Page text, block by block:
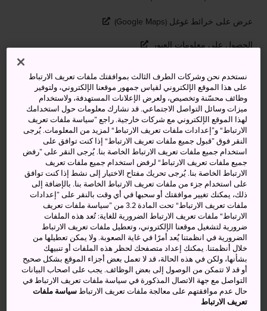
عرض على خرائط غوغل (Google Maps)
الحصول على معلومات العبور
الكلمات المفتاحية الخريطة
أكبر عرض للألعاب النارية في
توهوكو يعتبر منافسة وطنية أيضًا
شاهد انفجار الألعاب النارية المبهرة في السماء مصحوبة
بالقصص والموسيقى، مما يجمع عرض الضوء والصوت معًا في
أحد المهرجانات الودية في نهاية أغسطس/آب في منطقة دايسن.
ويتنافس فنانو صنع الألعاب النارية على جائزة رئيسي الوزراء.
وأفضل ما في الأمر أنه يمكن مشاهدة العرض مجانًا.
أنشطة ومعالم رائعة
نستخدم نحن وشركات الطرف الثالث بموافقتك ملفات تعريف الارتباط
على هذا الموقع الإلكتروني لقياس جمهور موقعنا الإلكتروني، ولتوفير
وظائف محسّنة وتخصيص، ولعرض الإعلانات المستهدفة، ولاستخدام
ميزات وسائل التواصل الاجتماعي. قد نشارك معلومات حول استخدامك
لهذا الموقع الإلكتروني مع شركات خارجية. راجع ”سياسة ملفات تعريف
الارتباط“ و”إعدادات ملفات تعريف الارتباط“ لمزيد من المعلومات. يُرجى
النقر فوق ”قبول جميع ملفات تعريف الارتباط“ إذا كنت توافق على
استخدام جميع ملفات تعريف الارتباط الخاصة بنا. يُرجى النقر على ”رفض
جميع ملفات تعريف الارتباط“ لرفض استخدام جميع ملفات تعريف
الارتباط الخاصة بنا. يُرجى تحريك مفتاح الاختيار إلى نشط إذا كنت توافق
على استخدام جزء من ملفات تعريف الارتباط الخاصة بنا. بالإضافة إلى
ذلك، يمكنك تغيير موافقتك أو سحبها في أي وقت بالنقر على ”إعدادات
ملفات تعريف الارتباط“ تحت المادة 3.2 من ”سياسة ملفات تعريف
الارتباط“ ملفات تعريف الارتباط الضرورية للغاية: تُعد هذه الملفات
ضرورية لتشغيل موقعنا الإلكتروني، وتعطيل ملفات تعريف الارتباط
الضرورية في انظمتنا يُعد أمرًا في غاية الصعوبة. ولا يمكن تعطيلها من
خلال أنظمتنا. يمكنك إعداد متصفحك لحظر هذه الملفات أو تنبيهك
بشأنها، ولكن في هذه الحالة، قد لا تعمل بعض أجزاء الموقع بشكل صحيح
أو قد لا تتمكن من الوصول إلى بعض الوظائف. يجب على اصحاب البيانات
التواصل مع جهة الاتصال المذكورة في سياسة ملفات تعريف الارتباط في
حال عدم موافقتهم على معالجة ملفات تعريف الارتباطسياسة ملفات
تعريف الارتباط